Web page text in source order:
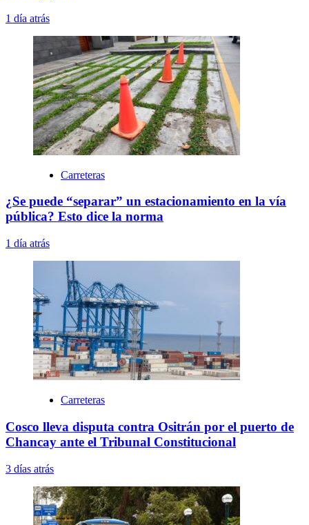
1 día atrás
Carreteras
¿Se puede “separar” un estacionamiento en la vía
pública? Esto dice la norma
1 día atrás
Carreteras
Cosco lleva disputa contra Ositrán por el puerto de
Chancay ante el Tribunal Constitucional
3 días atrás